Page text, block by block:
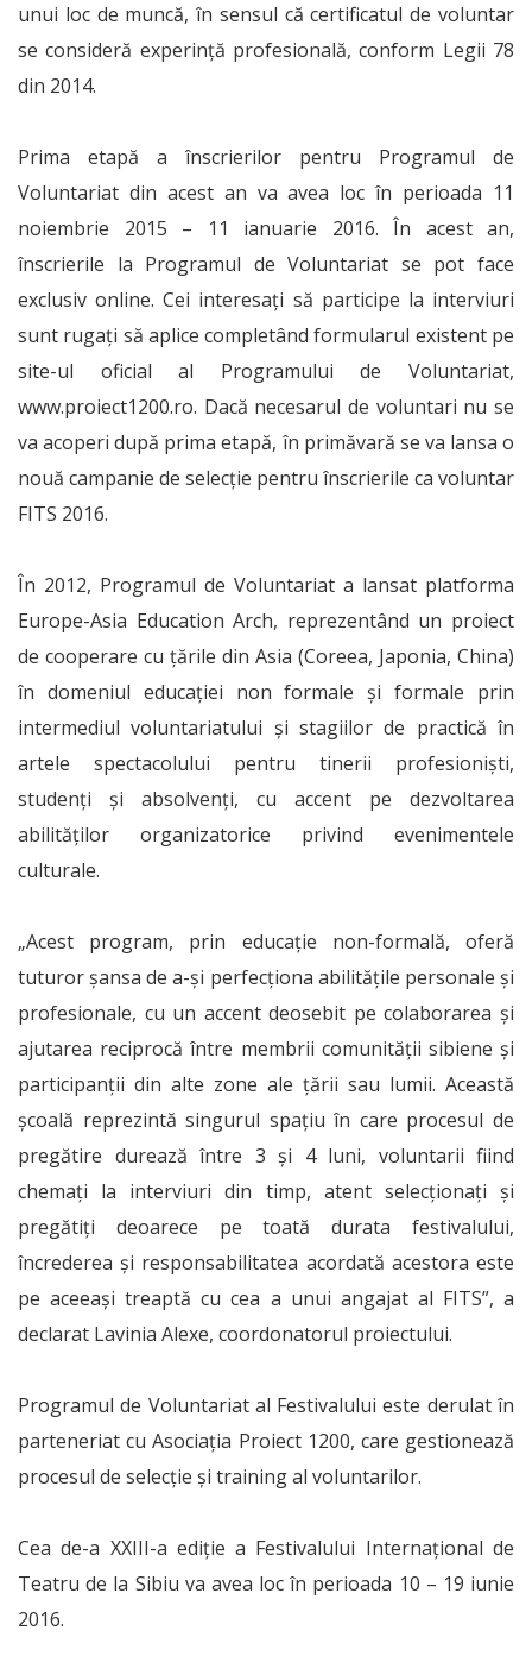
unui loc de muncă, în sensul că certificatul de voluntar
se consideră experinţă profesională, conform Legii 78
din 2014.
Prima etapă a înscrierilor pentru Programul de
Voluntariat din acest an va avea loc în perioada 11
noiembrie 2015 – 11 ianuarie 2016. În acest an,
înscrierile la Programul de Voluntariat se pot face
exclusiv online. Cei interesaţi să participe la interviuri
sunt rugaţi să aplice completând formularul existent pe
site-ul oficial al Programului de Voluntariat,
www.proiect1200.ro. Dacă necesarul de voluntari nu se
va acoperi după prima etapă, în primăvară se va lansa o
nouă campanie de selecţie pentru înscrierile ca voluntar
FITS 2016.
În 2012, Programul de Voluntariat a lansat platforma
Europe-Asia Education Arch, reprezentând un proiect
de cooperare cu ţările din Asia (Coreea, Japonia, China)
în domeniul educaţiei non formale şi formale prin
intermediul voluntariatului şi stagiilor de practică în
artele spectacolului pentru tinerii profesionişti,
studenţi şi absolvenţi, cu accent pe dezvoltarea
abilităţilor organizatorice privind evenimentele
culturale.
„Acest program, prin educaţie non-formală, oferă
tuturor şansa de a-şi perfecţiona abilităţile personale şi
profesionale, cu un accent deosebit pe colaborarea şi
ajutarea reciprocă între membrii comunităţii sibiene şi
participanţii din alte zone ale ţării sau lumii. Această
şcoală reprezintă singurul spaţiu în care procesul de
pregătire durează între 3 şi 4 luni, voluntarii fiind
chemaţi la interviuri din timp, atent selecţionaţi şi
pregătiţi deoarece pe toată durata festivalului,
încrederea şi responsabilitatea acordată acestora este
pe aceeaşi treaptă cu cea a unui angajat al FITS”, a
declarat Lavinia Alexe, coordonatorul proiectului.
Programul de Voluntariat al Festivalului este derulat în
parteneriat cu Asociaţia Proiect 1200, care gestionează
procesul de selecţie şi training al voluntarilor.
Cea de-a XXIII-a ediţie a Festivalului Internaţional de
Teatru de la Sibiu va avea loc în perioada 10 – 19 iunie
2016.